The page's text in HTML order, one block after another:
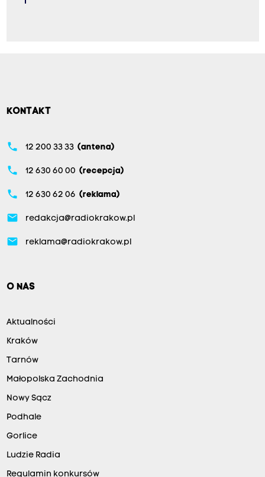
KONTAKT
phone 12 200 33 33 (antena)
phone 12 630 60 00 (recepcja)
phone 12 630 62 06 (reklama)
email redakcja@radiokrakow.pl
email reklama@radiokrakow.pl
O NAS
Aktualności
Kraków
Tarnów
Małopolska Zachodnia
Nowy Sącz
Podhale
Gorlice
Ludzie Radia
Regulamin konkursów